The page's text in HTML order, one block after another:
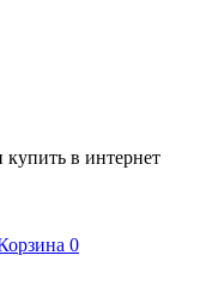
в интернет
0